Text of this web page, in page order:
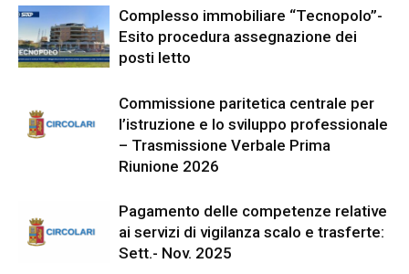
Complesso immobiliare “Tecnopolo”-
Esito procedura assegnazione dei
posti letto
Commissione paritetica centrale per
l’istruzione e lo sviluppo professionale
– Trasmissione Verbale Prima
Riunione 2026
Pagamento delle competenze relative
ai servizi di vigilanza scalo e trasferte:
Sett.- Nov. 2025